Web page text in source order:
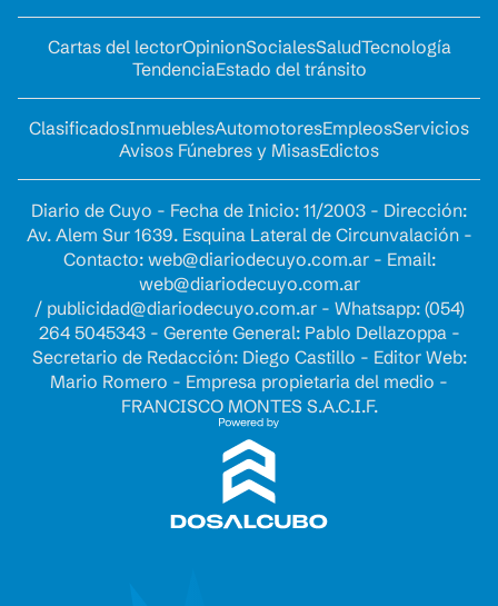
Cartas del lectorOpinionSocialesSaludTecnología
TendenciaEstado del tránsito
ClasificadosInmueblesAutomotoresEmpleosServicios
Avisos Fúnebres y MisasEdictos
Diario de Cuyo - Fecha de Inicio: 11/2003 - Dirección:
Av. Alem Sur 1639. Esquina Lateral de Circunvalación -
Contacto: web@diariodecuyo.com.ar- Email:
web@diariodecuyo.com.ar
/ publicidad@diariodecuyo.com.ar- Whatsapp: (054)
264 5045343 - Gerente General: Pablo Dellazoppa -
Secretario de Redacción: Diego Castillo - Editor Web:
Mario Romero - Empresa propietaria del medio -
FRANCISCO MONTES S.A.C.I.F.